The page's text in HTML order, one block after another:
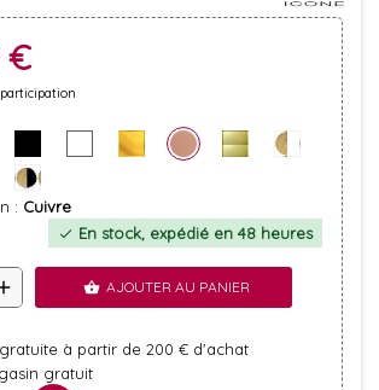
€
: Cuivre
check En stock, expédié en 48 heures
shopping_basket AJOUTER AU PANIER
à partir de 200 € d'achat
gratuit